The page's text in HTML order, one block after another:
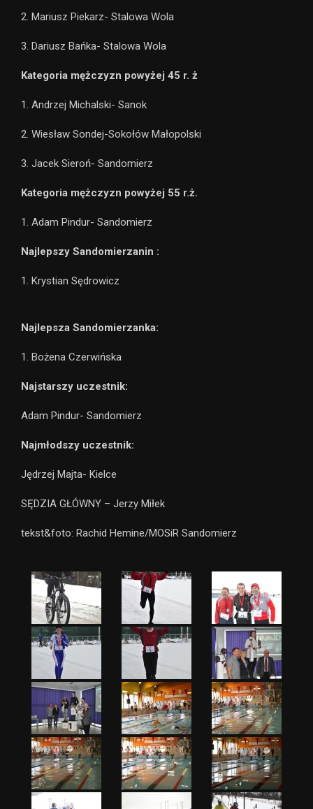
2. Mariusz Piekarz- Stalowa Wola
3. Dariusz Bańka- Stalowa Wola
Kategoria mężczyzn powyżej 45 r. ż
1. Andrzej Michalski- Sanok
2. Wiesław Sondej-Sokołów Małopolski
3. Jacek Sieroń- Sandomierz
Kategoria mężczyzn powyżej 55 r.ż.
1. Adam Pindur- Sandomierz
Najlepszy Sandomierzanin :
1. Krystian Sędrowicz
Najlepsza Sandomierzanka:
1. Bożena Czerwińska
Najstarszy uczestnik:
Adam Pindur- Sandomierz
Najmłodszy uczestnik:
Jędrzej Majta- Kielce
SĘDZIA GŁÓWNY – Jerzy Miłek
tekst&foto: Rachid Hemine/MOSiR Sandomierz